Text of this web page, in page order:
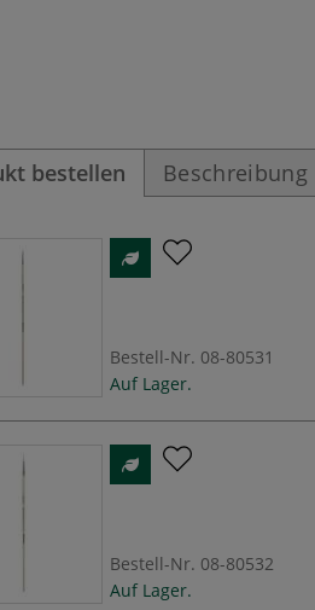
bestellen Beschreibung
Bestell-Nr. 08-80531
Auf Lager.
Bestell-Nr. 08-80532
Auf Lager.